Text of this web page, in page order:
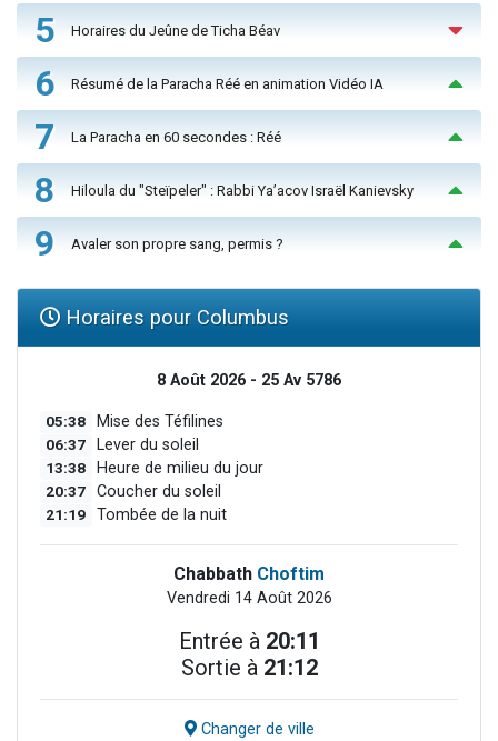
5 Horaires du Jeûne de Ticha Béav
6 Résumé de la Paracha Réé en animation Vidéo IA
7 La Paracha en 60 secondes : Réé
8 Hiloula du "Steïpeler" : Rabbi Ya’acov Israël Kanievsky
9 Avaler son propre sang, permis ?
Horaires pour Columbus
8 Août 2026 - 25 Av 5786
05:38 Mise des Téfilines
06:37 Lever du soleil
13:38 Heure de milieu du jour
20:37 Coucher du soleil
21:19 Tombée de la nuit
Chabbath Choftim
Vendredi 14 Août 2026
Entrée à 20:11
Sortie à 21:12
Changer de ville